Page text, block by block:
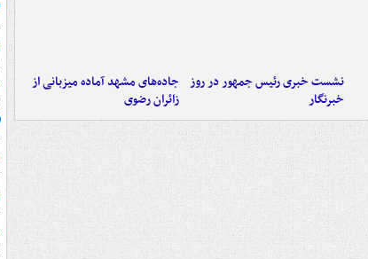
نشست خبری رئیس جمهور در روز
خبرنگار
جاده‌های مشهد آماده میزبانی از
زائران رضوی